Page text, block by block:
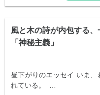
風と木の詩が内包する、
「神秘主義」
昼下がりのエッセイ いま
れている。 …